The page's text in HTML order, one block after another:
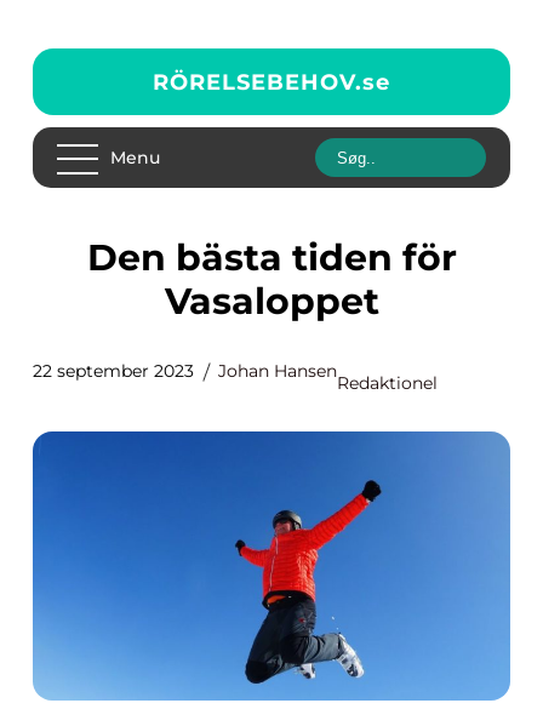
RÖRELSEBEHOV.se
Menu
Den bästa tiden för
Vasaloppet
22 september 2023 Johan Hansen
Redaktionel